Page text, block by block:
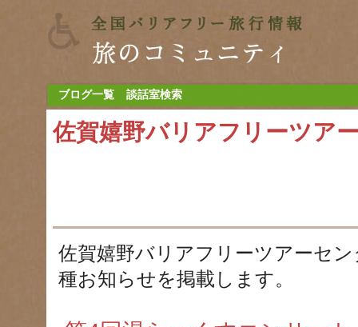
ブログ一覧 談話室検索
佐賀嬉野バリアフリーツア
佐賀嬉野バリアフリーツアーセ
種お知らせを掲載します。